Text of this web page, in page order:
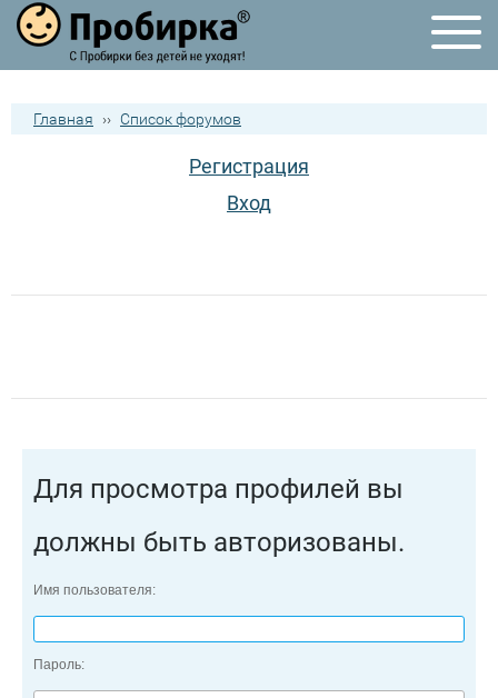
Главная ›› Список форумов
Регистрация
Вход
Для просмотра профилей вы
должны быть авторизованы.
Имя пользователя:
Пароль: